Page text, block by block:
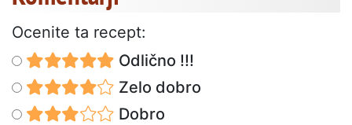
Ocenite ta recept:
Odlično !!!
Zelo dobro
Dobro